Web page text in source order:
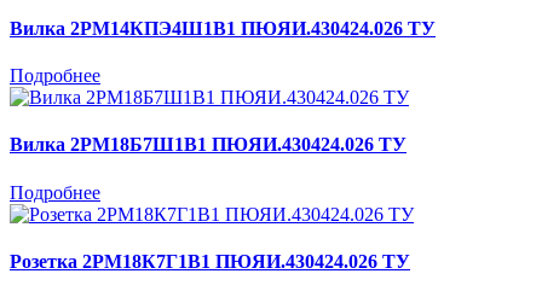
Вилка 2РМ14КПЭ4Ш1В1 ПЮЯИ.430424.026 ТУ
Подробнее
Вилка 2РМ18Б7Ш1В1 ПЮЯИ.430424.026 ТУ
Подробнее
Розетка 2РМ18К7Г1В1 ПЮЯИ.430424.026 ТУ